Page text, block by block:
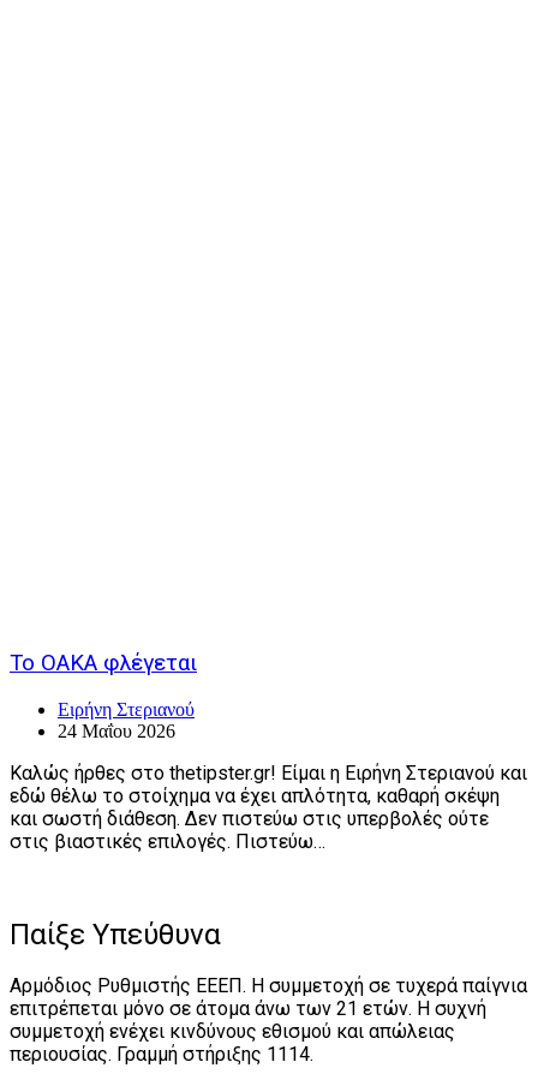
Το ΟΑΚΑ φλέγεται
Ειρήνη Στεριανού
24 Μαΐου 2026
Καλώς ήρθες στο thetipster.gr! Είμαι η Ειρήνη Στεριανού και
εδώ θέλω το στοίχημα να έχει απλότητα, καθαρή σκέψη
και σωστή διάθεση. Δεν πιστεύω στις υπερβολές ούτε
στις βιαστικές επιλογές. Πιστεύω…
Παίξε Υπεύθυνα
Αρμόδιος Ρυθμιστής ΕΕΕΠ. Η συμμετοχή σε τυχερά παίγνια
επιτρέπεται μόνο σε άτομα άνω των 21 ετών. Η συχνή
συμμετοχή ενέχει κινδύνους εθισμού και απώλειας
περιουσίας. Γραμμή στήριξης 1114.